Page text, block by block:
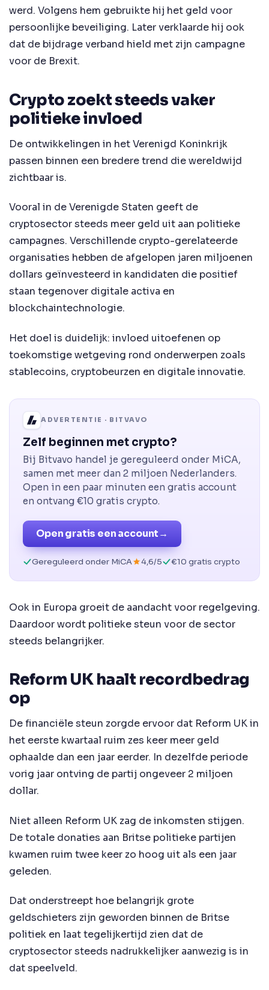
werd. Volgens hem gebruikte hij het geld voor
persoonlijke beveiliging. Later verklaarde hij ook
dat de bijdrage verband hield met zijn campagne
voor de Brexit.
Crypto zoekt steeds vaker
politieke invloed
De ontwikkelingen in het Verenigd Koninkrijk
passen binnen een bredere trend die wereldwijd
zichtbaar is.
Vooral in de Verenigde Staten geeft de
cryptosector steeds meer geld uit aan politieke
campagnes. Verschillende crypto-gerelateerde
organisaties hebben de afgelopen jaren miljoenen
dollars geïnvesteerd in kandidaten die positief
staan tegenover digitale activa en
blockchaintechnologie.
Het doel is duidelijk: invloed uitoefenen op
toekomstige wetgeving rond onderwerpen zoals
stablecoins, cryptobeurzen en digitale innovatie.
ADVERTENTIE · BITVAVO
Zelf beginnen met crypto?
Bij Bitvavo handel je gereguleerd onder MiCA,
samen met meer dan 2 miljoen Nederlanders.
Open in een paar minuten een gratis account
en ontvang €10 gratis crypto.
Open gratis een account→
Gereguleerd onder MiCA 4,6/5 €10 gratis crypto
Ook in Europa groeit de aandacht voor regelgeving.
Daardoor wordt politieke steun voor de sector
steeds belangrijker.
Reform UK haalt recordbedrag
op
De financiële steun zorgde ervoor dat Reform UK in
het eerste kwartaal ruim zes keer meer geld
ophaalde dan een jaar eerder. In dezelfde periode
vorig jaar ontving de partij ongeveer 2 miljoen
dollar.
Niet alleen Reform UK zag de inkomsten stijgen.
De totale donaties aan Britse politieke partijen
kwamen ruim twee keer zo hoog uit als een jaar
geleden.
Dat onderstreept hoe belangrijk grote
geldschieters zijn geworden binnen de Britse
politiek en laat tegelijkertijd zien dat de
cryptosector steeds nadrukkelijker aanwezig is in
dat speelveld.